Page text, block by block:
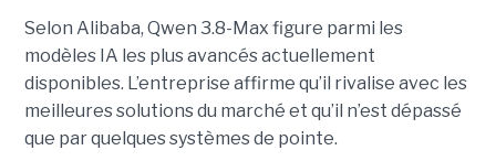
Selon Alibaba, Qwen 3.8-Max figure parmi les
modèles IA les plus avancés actuellement
disponibles. L’entreprise affirme qu’il rivalise avec les
meilleures solutions du marché et qu’il n’est dépassé
que par quelques systèmes de pointe.